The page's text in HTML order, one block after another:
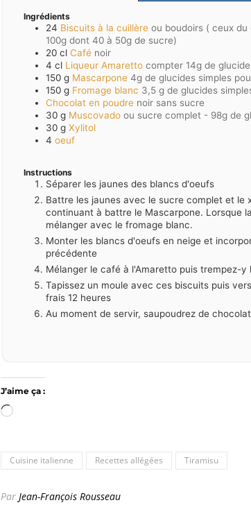
Ingrédients
24 Biscuits à la cuillère ou boudoirs ( ceux
100g dont 40 à 50g de sucre)
20 cl Café noir
4 cl Liqueur Amaretto compter 14g de
150 g Mascarpone 4g de glucides simples
150 g Fromage blanc 3,5 g de glucides
Chocolat en poudre noir sans sucre
30 g Muscovado ou sucre complet - 98g de
30 g Xylitol
4 oeuf
Instructions
Séparer les jaunes des blancs d'oeufs
Battre les jaunes avec le sucre complet et le
continuant à battre le Mascarpone. Lorsque
mélanger avec le fromage blanc.
Monter les blancs d'oeufs en neige et
précédente
Mélanger le café à l'Amaretto puis trempez-y
Tapissez un moule avec ces biscuits puis
frais 12 heures
Au moment de servir, saupoudrez de
J’aime ça :
Chargement…
Cuisine italienne Recettes allégées Tiramisu
Par Jean-François Rousseau